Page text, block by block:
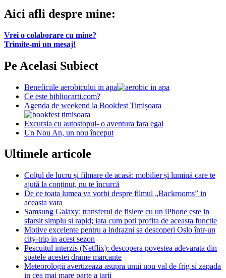
Aici afli despre mine:
Vrei o colaborare cu mine?
Trimite-mi un mesaj!
Pe Acelasi Subiect
Beneficiile aerobicului in apa
Ce este bibliocarti.com?
Agenda de weekend la Bookfest Timișoara
Excursia cu autostopul- o aventura fara egal
Un Nou An, un nou început
Ultimele articole
Colțul de lucru și filmare de acasă: mobilier și lumină care te
ajută la conținut, nu te încurcă
De ce toata lumea va vorbi despre filmul „Backrooms” in
aceasta vara
Samsung Galaxy: transferul de fisiere cu un iPhone este in
sfarsit simplu si rapid; iata cum poti profita de aceasta functie
Motive excelente pentru a indrazni sa descoperi Oslo într-un
city-trip in acest sezon
Pescuitul interzis (Netflix): descopera povestea adevarata din
spatele acestei drame marcante
Meteorologii avertizeaza asupra unui nou val de frig si zapada
in cea mai mare parte a tarii